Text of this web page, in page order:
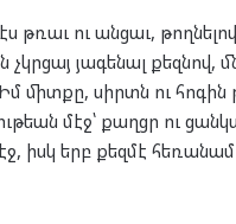
ու անցաւ,
յագենալ
միտքը, սիրտն ու հոգին
մէջ՝ քաղցր ու
մէջ, իսկ երբ քեզմէ